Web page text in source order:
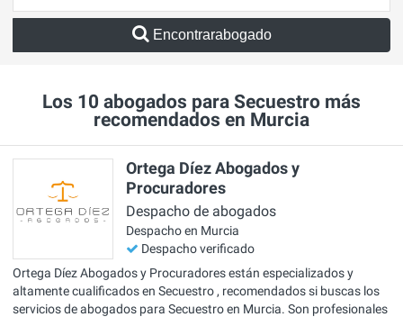
Encontrarabogado
Los 10 abogados para Secuestro más
recomendados en Murcia
Ortega Díez Abogados y
Procuradores
Despacho de abogados
Despacho en Murcia
Despacho verificado
Ortega Díez Abogados y Procuradores están especializados y
altamente cualificados en Secuestro , recomendados si buscas los
servicios de abogados para Secuestro en Murcia. Son profesionales